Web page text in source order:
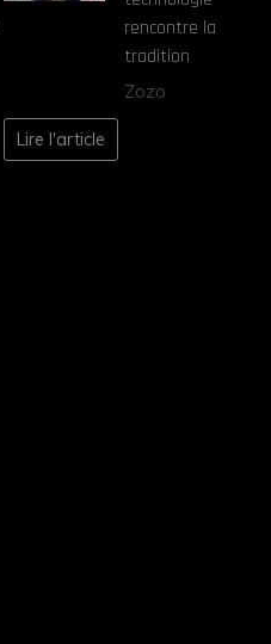
rencontre la
tradition
Zozo
Lire l'article